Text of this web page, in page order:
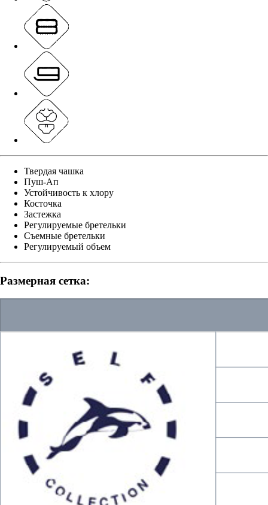
Твердая чашка
Пуш-Ап
Устойчивость к хлору
Косточка
Застежка
Регулируемые бретельки
Съемные бретельки
Регулируемый объем
Размерная сетка: